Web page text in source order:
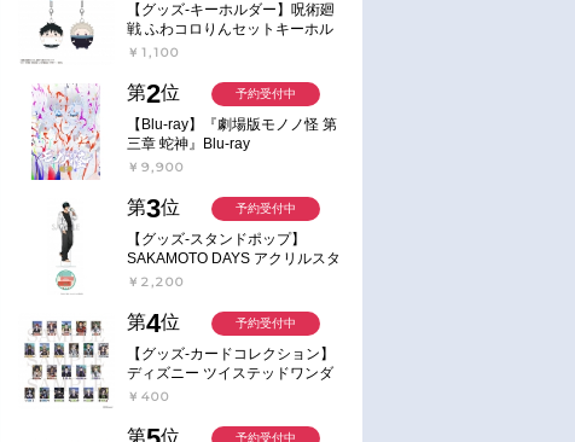
【グッズ-キーホルダー】呪術廻
戦 ふわコロりんセットキーホル
ダー【アニメイト特典付】
￥1,100
第2位
【Blu-ray】『劇場版モノノ怪 第
三章 蛇神』Blu-ray
￥9,900
予約受付中
第3位
【グッズ-スタンドポップ】
SAKAMOTO DAYS アクリルスタ
ンド～Sunny Afternoon～ 4.南雲
￥2,200
予約受付中
第4位
【グッズ-カードコレクション】
ディズニー ツイステッドワンダ
ーランド ランダムカードコレク
￥400
予約受付中
第 位 予約受付中